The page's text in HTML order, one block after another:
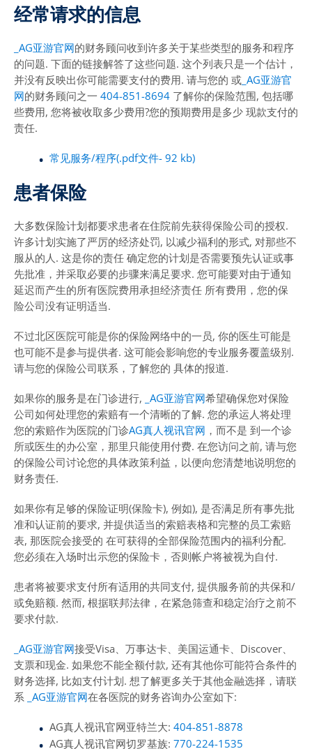
经常请求的信息
_AG亚游官网的财务顾问收到许多关于某些类型的服务和程序
的问题. 下面的链接解答了这些问题. 这个列表只是一个估计，
并没有反映出你可能需要支付的费用. 请与您的 或 _AG亚游官
网的财务顾问之一 404-851-8694 了解你的保险范围, 包括哪
些费用, 您将被收取多少费用?您的预期费用是多少 现款支付的
责任.
常见服务/程序(.pdf文件- 92 kb)
患者保险
大多数保险计划都要求患者在住院前先获得保险公司的授权.
许多计划实施了严厉的经济处罚, 以减少福利的形式, 对那些不
服从的人. 这是你的责任 确定您的计划是否需要预先认证或事
先批准，并采取必要的步骤来满足要求. 您可能要对由于通知
延迟而产生的所有医院费用承担经济责任 所有费用，您的保
险公司没有证明适当.
不过北区医院可能是你的保险网络中的一员, 你的医生可能是
也可能不是参与提供者. 这可能会影响您的专业服务覆盖级别.
请与您的保险公司联系，了解您的 具体的报道.
如果你的服务是在门诊进行, _AG亚游官网希望确保您对保险
公司如何处理您的索赔有一个清晰的了解. 您的承运人将处理
您的索赔作为医院的门诊AG真人视讯官网 ，而不是 到一个诊
所或医生的办公室，那里只能使用付费. 在您访问之前, 请与您
的保险公司讨论您的具体政策利益，以便向您清楚地说明您的
财务责任.
如果你有足够的保险证明(保险卡), 例如), 是否满足所有事先批
准和认证前的要求, 并提供适当的索赔表格和完整的员工索赔
表, 那医院会接受的 在可获得的全部保险范围内的福利分配.
您必须在入场时出示您的保险卡，否则帐户将被视为自付.
患者将被要求支付所有适用的共同支付, 提供服务前的共保和/
或免赔额. 然而, 根据联邦法律，在紧急筛查和稳定治疗之前不
要求付款.
_AG亚游官网接受Visa、万事达卡、美国运通卡、Discover、
支票和现金. 如果您不能全额付款, 还有其他你可能符合条件的
财务选择, 比如支付计划. 想了解更多关于其他金融选择，请联
系 _AG亚游官网在各医院的财务咨询办公室如下:
AG真人视讯官网亚特兰大: 404-851-8878
AG真人视讯官网切罗基族: 770-224-1535